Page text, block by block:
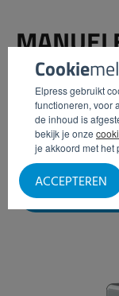
Cookie
Elpress gebruikt
functioneren, voor
de inhoud is
bekijk je onze
je akkoord met het
ACCEPTEREN
Middels deze
normwagen
voor RVS
INFORMATIE